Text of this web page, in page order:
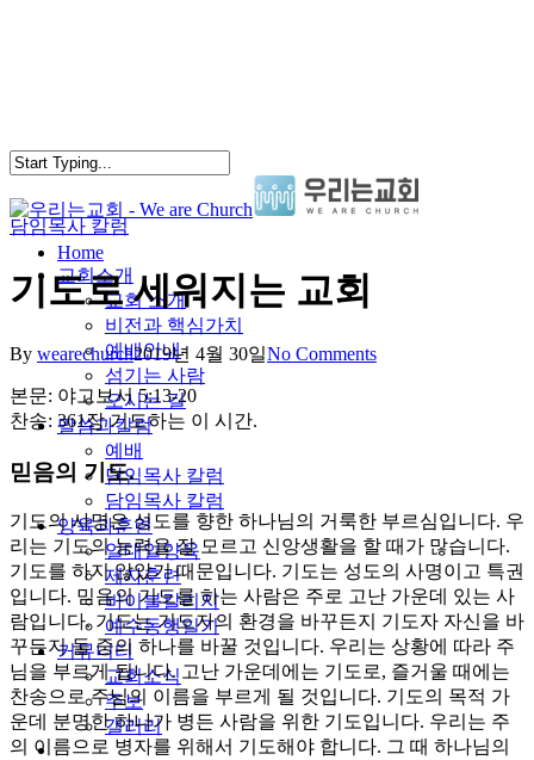
search
Menu
Home
교회소개
교회 소개
비전과 핵심가치
예배안내
섬기는 사람
오시는 길
말씀과칼럼
예배
담임목사 칼럼
담임목사 칼럼
양육과훈련
일대일양육
제자훈련
바이블칼리지
예수동행일기
커뮤니티
교회소식
주보
갤러리
youtube
soundcloud
담임목사 칼럼
기도로 세워지는 교회
By wearechurch2019년 4월 30일No Comments
본문: 야고보서 5:13-20
찬송: 361장 기도하는 이 시간.
믿음의 기도.
기도의 사명은 성도를 향한 하나님의 거룩한 부르심입니다. 우
리는 기도의 능력을 잘 모르고 신앙생활을 할 때가 많습니다.
기도를 하지 않았기 때문입니다. 기도는 성도의 사명이고 특권
입니다. 믿음의 기도를 하는 사람은 주로 고난 가운데 있는 사
람입니다. 기도는 기도자의 환경을 바꾸든지 기도자 자신을 바
꾸든지 둘 중의 하나를 바꿀 것입니다. 우리는 상황에 따라 주
님을 부르게 됩니다. 고난 가운데에는 기도로, 즐거울 때에는
찬송으로 주님의 이름을 부르게 될 것입니다. 기도의 목적 가
운데 분명한 하나가 병든 사람을 위한 기도입니다. 우리는 주
의 이름으로 병자를 위해서 기도해야 합니다. 그 때 하나님의